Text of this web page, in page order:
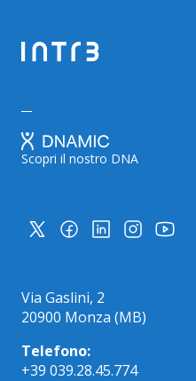
Scopri il nostro DNA
Via Gaslini, 2
20900 Monza (MB)
Telefono:
+39 039.28.45.774